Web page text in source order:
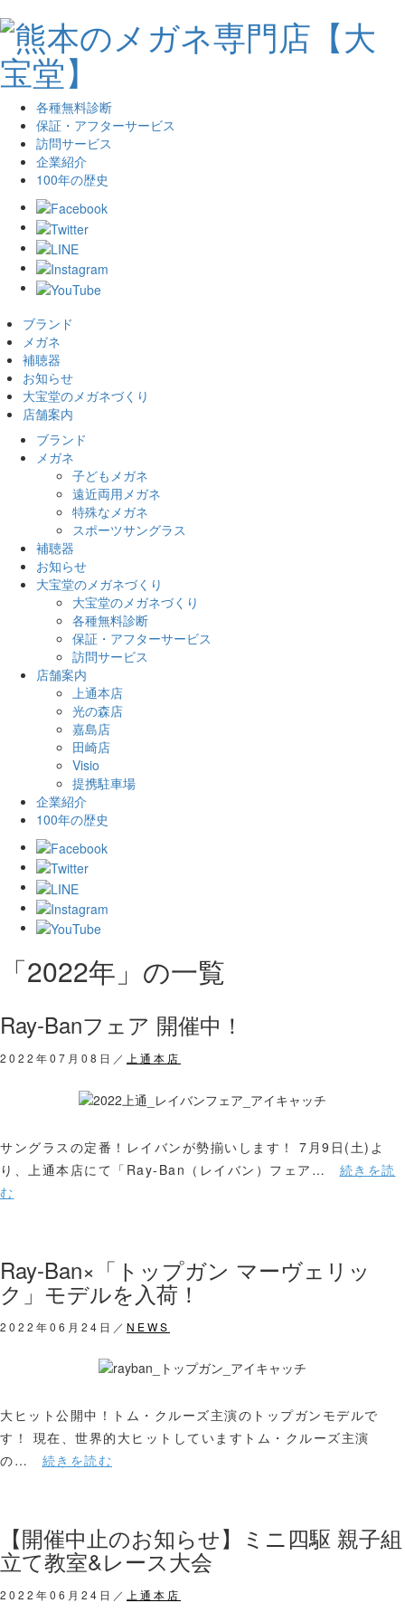
各種無料診断
保証・アフターサービス
訪問サービス
企業紹介
100年の歴史
ブランド
メガネ
補聴器
お知らせ
大宝堂のメガネづくり
店舗案内
ブランド
メガネ
子どもメガネ
遠近両用メガネ
特殊なメガネ
スポーツサングラス
補聴器
お知らせ
大宝堂のメガネづくり
大宝堂のメガネづくり
各種無料診断
保証・アフターサービス
訪問サービス
店舗案内
上通本店
光の森店
嘉島店
田崎店
Visio
提携駐車場
企業紹介
100年の歴史
「2022年」の一覧
Ray-Banフェア 開催中！
2022年07月08日／ 上通本店
サングラスの定番！レイバンが勢揃いします！ 7月9日(土)よ
り、上通本店にて「Ray-Ban（レイバン）フェア… 続きを読
む
Ray-Ban×「トップガン マーヴェリッ
ク」モデルを入荷！
2022年06月24日／ NEWS
大ヒット公開中！トム・クルーズ主演のトップガンモデルで
す！ 現在、世界的大ヒットしていますトム・クルーズ主演
の… 続きを読む
【開催中止のお知らせ】ミニ四駆 親子組
立て教室&レース大会
2022年06月24日／ 上通本店